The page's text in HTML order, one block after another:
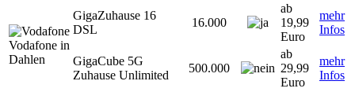
Vodafone in
Dahlen
GigaZuhause 16
DSL
16.000
ab
19,99
Euro
mehr
Infos
GigaCube 5G
Zuhause Unlimited
500.000
ab
29,99
Euro
mehr
Infos